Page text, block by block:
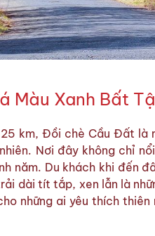
Màu Xanh Bất
km, Đồi chè Cầu Đất là
Nơi đây không chỉ
năm. Du khách khi đến
dài tít tắp, xen lẫn là
những ai yêu thích thiên